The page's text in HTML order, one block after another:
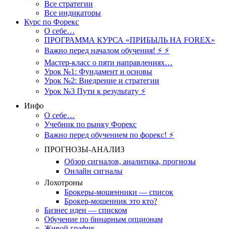
Все стратегии
Все индикаторы
Курс по Форекс
О себе…
ПРОГРАММА КУРСА «ПРИБЫЛЬ НА FOREX»
Важно перед началом обучения! ⚡ ⚡
Мастер-класс о пяти направлениях…
Урок №1: Фундамент и основы
Урок №2: Внедрение и стратегии
Урок №3 Пути к результату ⚡️
Инфо
О себе…
Учебник по рынку Форекс
Важно перед обучением по форекс! ⚡
ПРОГНОЗЫ-АНАЛИЗ
Обзор сигналов, аналитика, прогнозы
Онлайн сигналы
Лохотроны
Брокеры-мошенники — список
Брокер-мошенник это кто?
Бизнес идеи — списком
Обучение по бинарным опционам